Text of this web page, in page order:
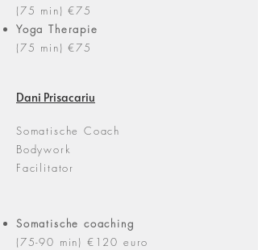
(75 min)€75
Yoga Therapie
(75 min)€75
Dani Prisacariu
Somatische Coach
Bodywork
Facilitator
Somatische coaching
(75-90 min) €120 euro